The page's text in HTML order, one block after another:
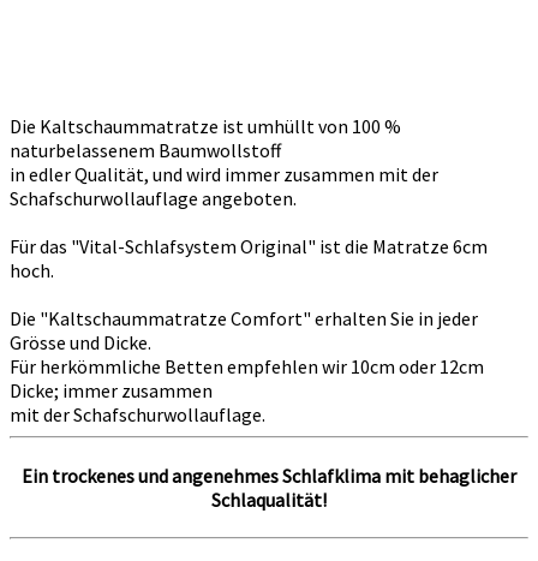
Die Kaltschaummatratze ist umhüllt von 100 %
naturbelassenem Baumwollstoff
in edler Qualität, und wird immer zusammen mit der
Schafschurwollauflage angeboten.
Für das "Vital-Schlafsystem Original" ist die Matratze 6cm
hoch.
Die "Kaltschaummatratze Comfort" erhalten Sie in jeder
Grösse und Dicke.
Für herkömmliche Betten empfehlen wir 10cm oder 12cm
Dicke; immer zusammen
mit der Schafschurwollauflage.
Ein trockenes und angenehmes Schlafklima mit behaglicher
Schlaqualität!